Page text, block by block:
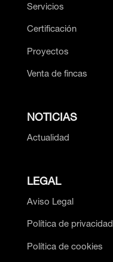
Servicios
Certificación
Proyectos
Venta de fincas
NOTICIAS
Actualidad
LEGAL
Aviso Legal
Política de privacidad
Política de cookies